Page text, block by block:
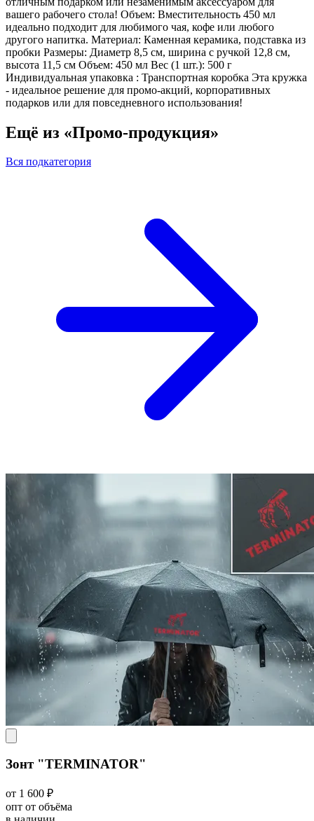
вашего рабочего стола! Объем: Вместительность 450 мл
идеально подходит для любимого чая, кофе или любого
другого напитка. Материал: Каменная керамика, подставка из
пробки Размеры: Диаметр 8,5 см, ширина с ручкой 12,8 см,
высота 11,5 см Объем: 450 мл Вес (1 шт.): 500 г
Индивидуальная упаковка : Транспортная коробка Эта кружка
- идеальное решение для промо-акций, корпоративных
подарков или для повседневного использования!
Ещё из «Промо-продукция»
Вся подкатегория
Зонт "TERMINATOR"
от 1 600 ₽
опт от объёма